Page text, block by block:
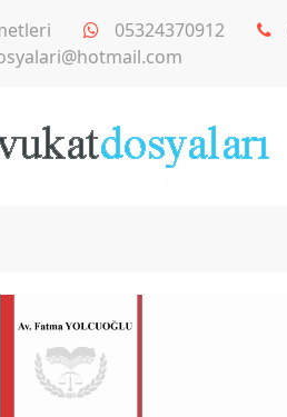
05324370912